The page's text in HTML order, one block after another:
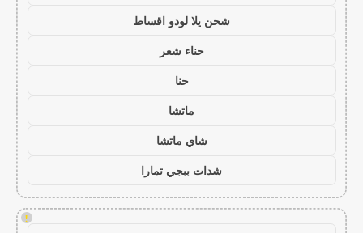
شحن يلا لودو اقساط
حناء شعر
حنا
ماتشا
شاي ماتشا
شدات ببجي تمارا
!